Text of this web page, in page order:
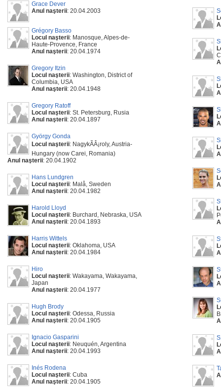
Grace Dever
Anul naşterii: 20.04.2003
Grégory Basso
Locul naşterii: Manosque, Alpes-de-
Haute-Provence, France
Anul naşterii: 20.04.1974
Gregory Itzin
Locul naşterii: Washington, District of
Columbia, USA
Anul naşterii: 20.04.1948
Gregory Ratoff
Locul naşterii: St. Petersburg, Rusia
Anul naşterii: 20.04.1897
György Gonda
Locul naşterii: NagykÃÂ¡roly, Austria-
Hungary (now Carei, Romania)
Anul naşterii: 20.04.1902
Hans Lundgren
Locul naşterii: Malå, Sweden
Anul naşterii: 20.04.1982
Harold Lloyd
Locul naşterii: Burchard, Nebraska, USA
Anul naşterii: 20.04.1893
Harris Wittels
Locul naşterii: Oklahoma, USA
Anul naşterii: 20.04.1984
Hiro
Locul naşterii: Wakayama, Wakayama,
Japan
Anul naşterii: 20.04.1977
Hugh Brody
Locul naşterii: Odessa, Russia
Anul naşterii: 20.04.1905
Ignacio Gasparini
Locul naşterii: Neuquén, Argentina
Anul naşterii: 20.04.1993
Inés Rodena
Locul naşterii: Cuba
Anul naşterii: 20.04.1905